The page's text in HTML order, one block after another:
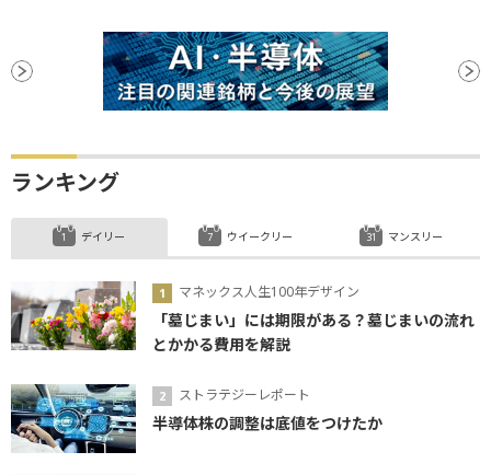
ランキング
デイリー
マネックス人生100年デザイン
「墓じまい」には期限がある？墓じまいの流れ
とかかる費用を解説
ストラテジーレポート
半導体株の調整は底値をつけたか
ウイークリー マンスリー